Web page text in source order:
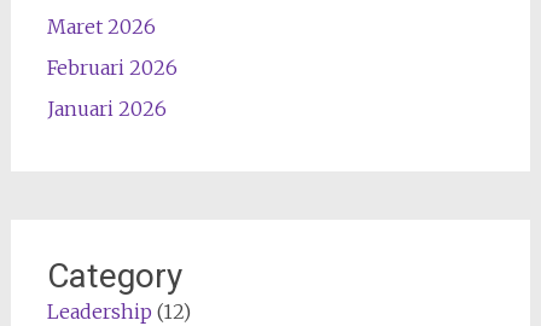
Maret 2026
Februari 2026
Januari 2026
Category
Leadership (12)